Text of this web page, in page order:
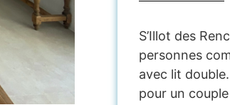
S’Illot des
personnes
avec lit
pour un